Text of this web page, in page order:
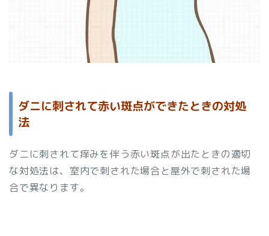
ダニに刺されて赤い斑点ができたときの対処
法
ダニに刺されて痒みを伴う赤い斑点が出たときの適切
な対処法は、室内で刺された場合と屋外で刺された場
合で異なります。